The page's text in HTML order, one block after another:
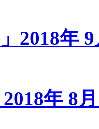
」2018
2018年